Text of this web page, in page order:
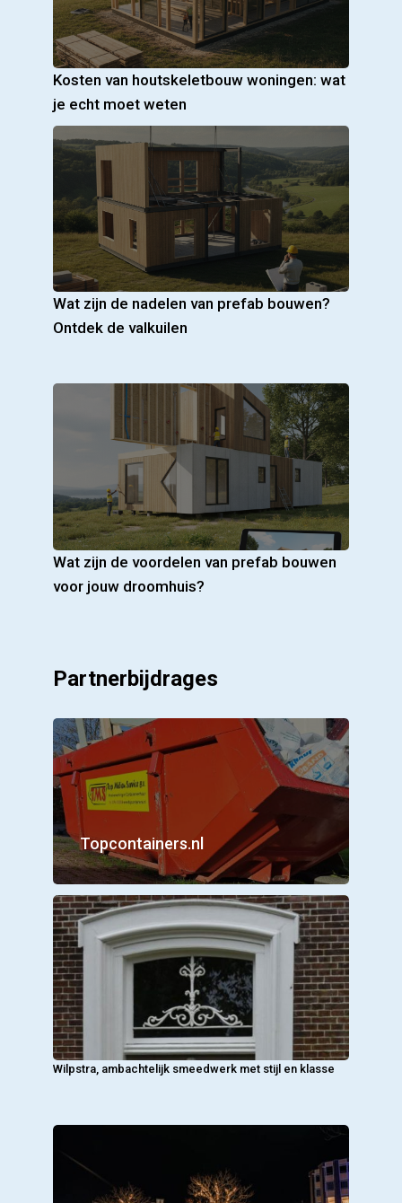
Kosten van houtskeletbouw woningen: wat
je echt moet weten
Wat zijn de nadelen van prefab bouwen?
Ontdek de valkuilen
Wat zijn de voordelen van prefab bouwen
voor jouw droomhuis?
Partnerbijdrages
Topcontainers.nl
Wilpstra, ambachtelijk smeedwerk met stijl en klasse